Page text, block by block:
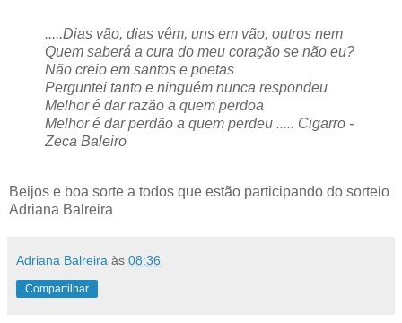
.....Dias vão, dias vêm, uns em vão, outros nem
Quem saberá a cura do meu coração se não eu?
Não creio em santos e poetas
Perguntei tanto e ninguém nunca respondeu
Melhor é dar razão a quem perdoa
Melhor é dar perdão a quem perdeu ..... Cigarro -
Zeca Baleiro
Beijos e boa sorte a todos que estão participando do sorteio
Adriana Balreira
Adriana Balreira às 08:36
Compartilhar